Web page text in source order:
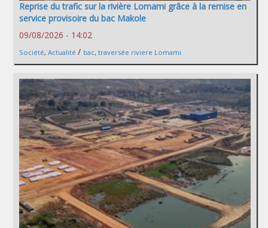
Reprise du trafic sur la rivière Lomami grâce à la remise en
service provisoire du bac Makole
09/08/2026 - 14:02
Société, Actualité / bac, traversée riviere Lomami